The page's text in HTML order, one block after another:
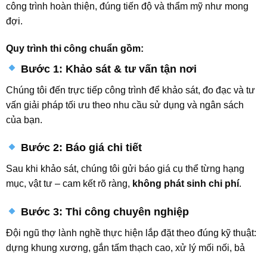
công trình hoàn thiện, đúng tiến độ và thẩm mỹ như mong
đợi.
Quy trình thi công chuẩn gồm:
Bước 1: Khảo sát & tư vấn tận nơi
Chúng tôi đến trực tiếp công trình để khảo sát, đo đạc và tư
vấn giải pháp tối ưu theo nhu cầu sử dụng và ngân sách
của bạn.
Bước 2: Báo giá chi tiết
Sau khi khảo sát, chúng tôi gửi báo giá cụ thể từng hạng
mục, vật tư – cam kết rõ ràng, không phát sinh chi phí.
Bước 3: Thi công chuyên nghiệp
Đội ngũ thợ lành nghề thực hiện lắp đặt theo đúng kỹ thuật:
dựng khung xương, gắn tấm thạch cao, xử lý mối nối, bả